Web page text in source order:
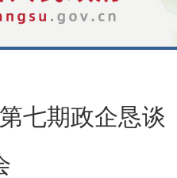
七期政企恳谈